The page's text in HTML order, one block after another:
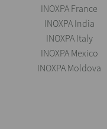
INOXPA France
INOXPA India
INOXPA Italy
INOXPA Mexico
INOXPA Moldova